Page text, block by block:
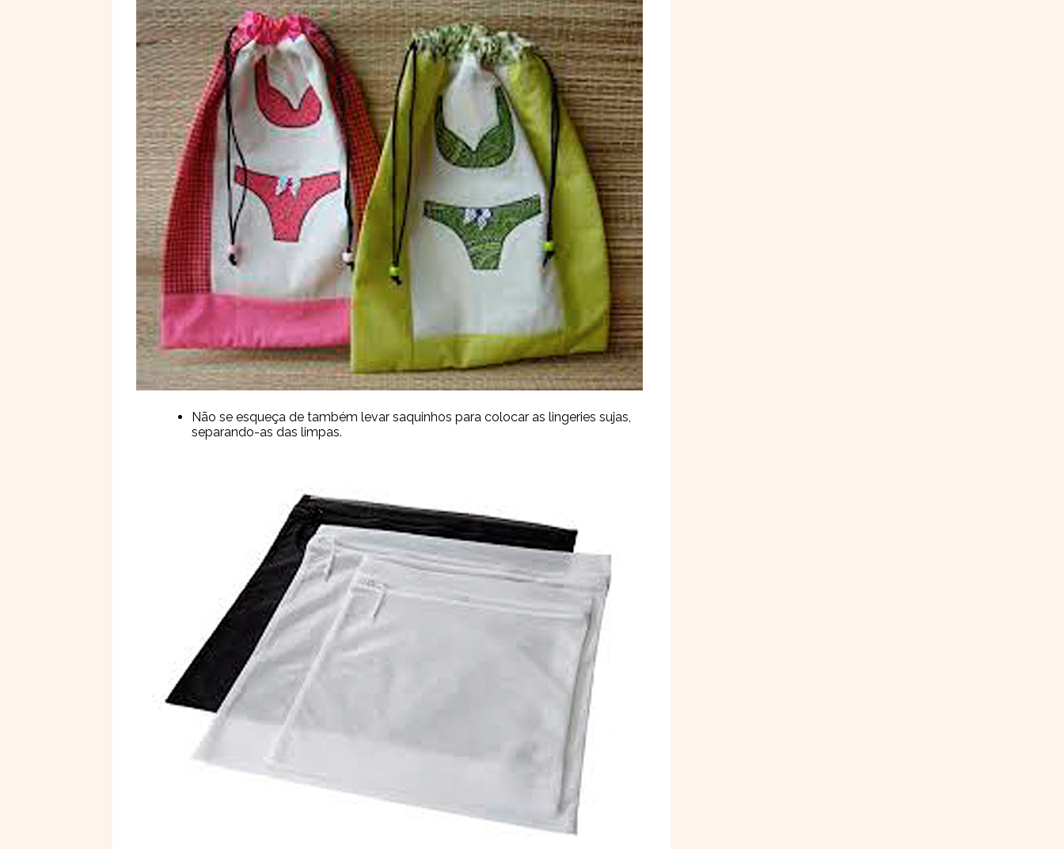
Não se esqueça de também levar saquinhos para colocar as lingeries sujas,
separando-as das limpas.